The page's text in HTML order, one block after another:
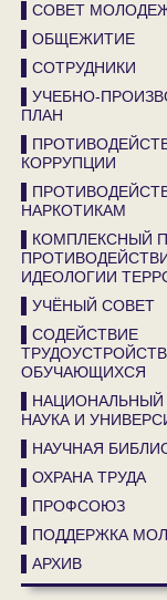
▌СОВЕТ
▌ОБЩЕЖИТИЕ
▌СОТРУДНИКИ
▌УЧЕБНО-
ПЛАН
КОРРУПЦИИ
НАРКОТИКАМ
▌КОМПЛЕКСНЫЙ
ИДЕОЛОГИИ
▌УЧЁНЫЙ СОВЕТ
▌СОДЕЙСТВИЕ
ОБУЧАЮЩИХСЯ
▌НАЦИОНАЛЬНЫЙ
НАУКА И
▌НАУЧНАЯ
▌ОХРАНА ТРУДА
▌ПРОФСОЮЗ
▌ПОДДЕРЖКА
▌АРХИВ